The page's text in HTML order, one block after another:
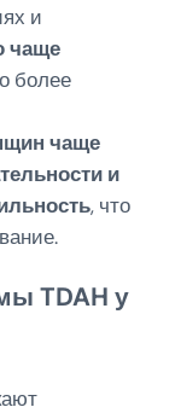
и
чаще
более
чаще
и
, что
TDAH у